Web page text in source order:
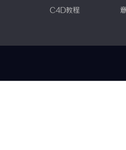
C4D教程